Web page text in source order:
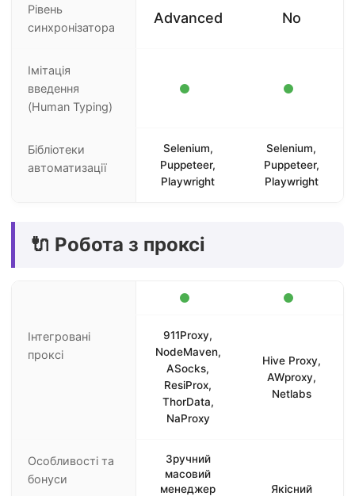
Рівень
синхронізатора
Advanced No
Імітація
введення
(Human Typing)
Бібліотеки
автоматизації
Selenium,
Puppeteer,
Playwright
Selenium,
Puppeteer,
Playwright
🔌 Робота з проксі
Інтегровані
проксі
911Proxy,
NodeMaven,
ASocks,
ResiProx,
ThorData,
NaProxy
Hive Proxy,
AWproxy,
Netlabs
Особливості та
бонуси
Зручний
масовий
менеджер
Якісний